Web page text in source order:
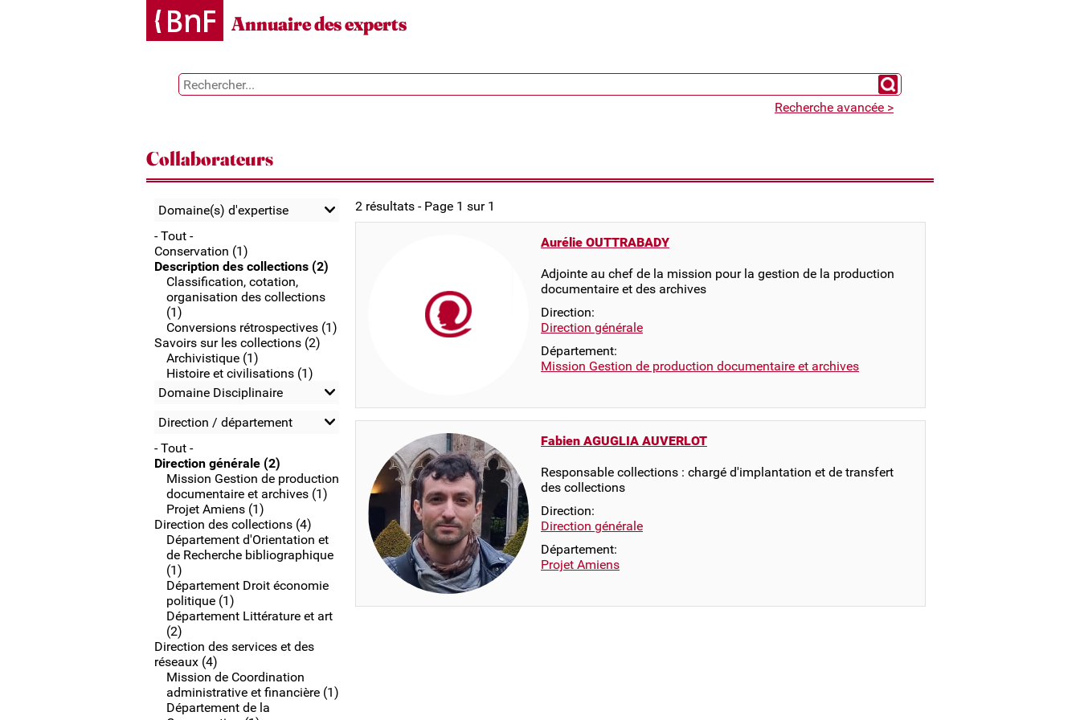
Annuaire des experts
Chercher un expert
Recherche avancée >
Collaborateurs
Domaine(s) d'expertise
- Tout -
Conservation (1)
Description des collections (2)
Classification, cotation,
organisation des collections
(1)
Conversions rétrospectives (1)
Savoirs sur les collections (2)
Archivistique (1)
Histoire et civilisations (1)
Domaine Disciplinaire
Direction / département
- Tout -
Direction générale (2)
Mission Gestion de production
documentaire et archives (1)
Projet Amiens (1)
Direction des collections (4)
Département d'Orientation et
de Recherche bibliographique
(1)
Département Droit économie
politique (1)
Département Littérature et art
(2)
Direction des services et des
réseaux (4)
Mission de Coordination
administrative et financière (1)
Département de la
2 résultats - Page 1 sur 1
Aurélie OUTTRABADY
Adjointe au chef de la mission pour la gestion de la production
documentaire et des archives
Direction:
Direction générale
Département:
Mission Gestion de production documentaire et archives
Fabien AGUGLIA AUVERLOT
Responsable collections : chargé d'implantation et de transfert
des collections
Direction:
Direction générale
Département:
Projet Amiens